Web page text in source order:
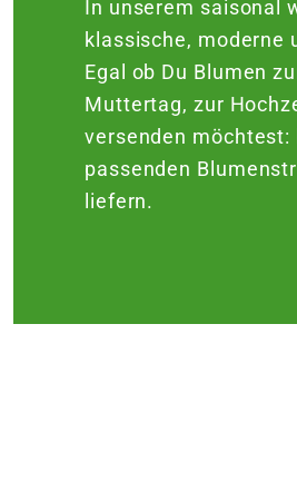
In unserem saisonal
klassische, moderne
Egal ob Du Blumen
Muttertag, zur
versenden möchtest:
passenden
liefern.